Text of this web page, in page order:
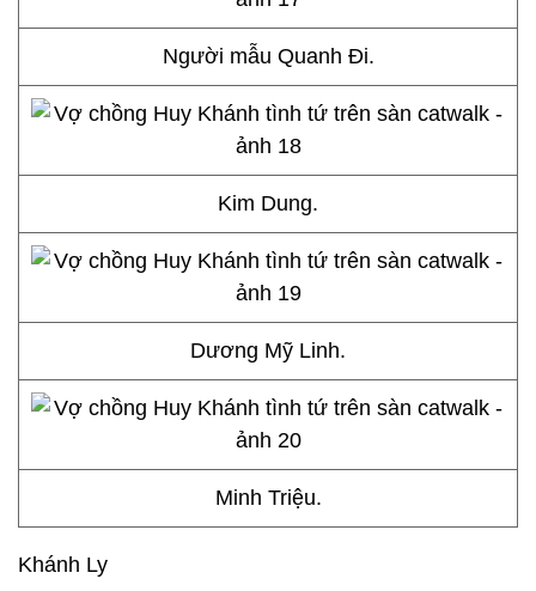
Người mẫu Quanh Đi.
Kim Dung.
Dương Mỹ Linh.
Minh Triệu.
Khánh Ly